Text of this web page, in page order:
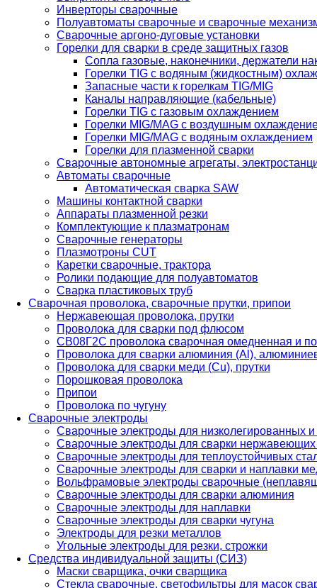
Инверторы сварочные
Полуавтоматы сварочные и сварочные
Сварочные аргоно-дуговые установки
Горелки для сварки в среде защитных газов
Сопла газовые, наконечники, держатели
Горелки TIG с водяным (жидкостным)
Запасные части к горелкам TIG/MIG
Каналы направляющие (кабельные)
Горелки TIG с газовым охлаждением
Горелки MIG/MAG с воздушным
Горелки MIG/MAG с водяным охлаждением
Горелки для плазменной сварки
Сварочные автономные агрегаты,
Автоматы сварочные
Автоматическая сварка SAW
Машины контактной сварки
Аппараты плазменной резки
Комплектующие к плазматронам
Сварочные генераторы
Плазмотроны CUT
Каретки сварочные, трактора
Ролики подающие для полуавтоматов
Сварка пластиковых труб
Сварочная проволока, сварочные прутки, припои
Нержавеющая проволока, прутки
Проволока для сварки под флюсом
СВ08Г2С проволока сварочная омедненная и
Проволока для сварки алюминия (Al),
Проволока для сварки меди (Cu), прутки
Порошковая проволока
Припои
Проволока по чугуну
Сварочные электроды
Сварочные электроды для низколегированных и
Сварочные электроды для сварки
Сварочные электроды для теплоустойчивых
Сварочные электроды для сварки и наплавки
Вольфрамовые электроды сварочные
Сварочные электроды для сварки алюминия
Сварочные электроды для наплавки
Сварочные электроды для сварки чугуна
Электроды для резки металлов
Угольные электроды для резки, строжки
Средства индивидуальной защиты (СИЗ)
Маски сварщика, очки сварщика
Стекла сварочные, светофильтры для масок